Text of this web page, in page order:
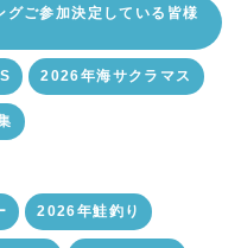
ご参加決定している皆様
2026年海サクラマス
2026年鮭釣り